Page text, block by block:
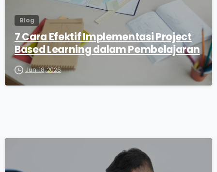
Blog
7 Cara Efektif Implementasi Project
Based Learning dalam Pembelajaran
Juni 18, 2026